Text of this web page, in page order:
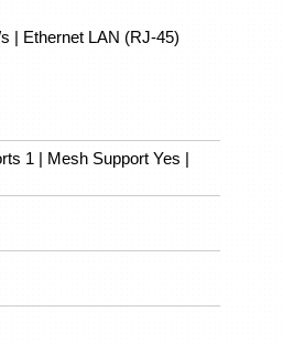
| Ethernet LAN (RJ-45)
1 | Mesh Support Yes |